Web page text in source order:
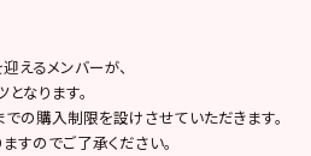
えるメンバーが、
なります。
の購入制限を設けさせていただきます。
すのでご了承ください。